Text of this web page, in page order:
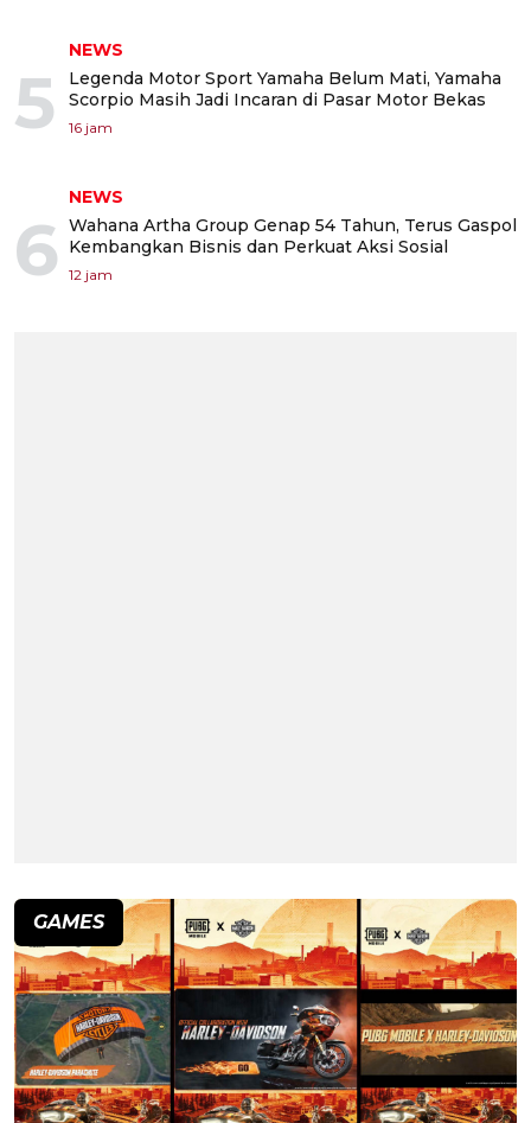
5
NEWS
Legenda Motor Sport Yamaha Belum Mati, Yamaha
Scorpio Masih Jadi Incaran di Pasar Motor Bekas
16 jam
6
NEWS
Wahana Artha Group Genap 54 Tahun, Terus Gaspol
Kembangkan Bisnis dan Perkuat Aksi Sosial
12 jam
GAMES